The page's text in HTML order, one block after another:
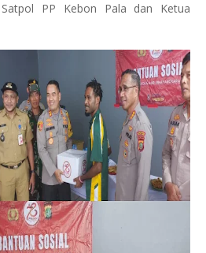
PP Kebon Pala dan Ketua